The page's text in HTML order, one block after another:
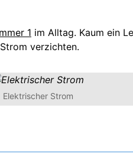
1 im Alltag. Kaum ein
verzichten.
Elektrischer Strom